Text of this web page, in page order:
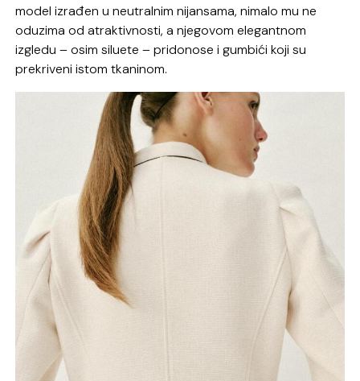
model izrađen u neutralnim nijansama, nimalo mu ne
oduzima od atraktivnosti, a njegovom elegantnom
izgledu – osim siluete – pridonose i gumbići koji su
prekriveni istom tkaninom.